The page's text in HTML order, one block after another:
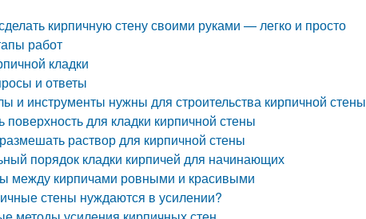
кирпичную стену своими руками — легко и просто
работ
кладки
и ответы
и инструменты нужны для строительства кирпичной стены
поверхность для кладки кирпичной стены
раствор для кирпичной стены
порядок кладки кирпичей для начинающих
между кирпичами ровными и красивыми
стены нуждаются в усилении?